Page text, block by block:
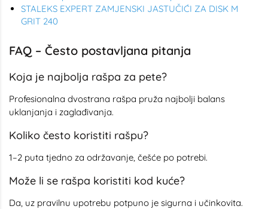
STALEKS EXPERT ZAMJENSKI JASTUČIĆI ZA DISK M
GRIT 240
FAQ – Često postavljana pitanja
Koja je najbolja rašpa za pete?
Profesionalna dvostrana rašpa pruža najbolji balans
uklanjanja i zaglađivanja.
Koliko često koristiti rašpu?
1–2 puta tjedno za održavanje, češće po potrebi.
Može li se rašpa koristiti kod kuće?
Da, uz pravilnu upotrebu potpuno je sigurna i učinkovita.